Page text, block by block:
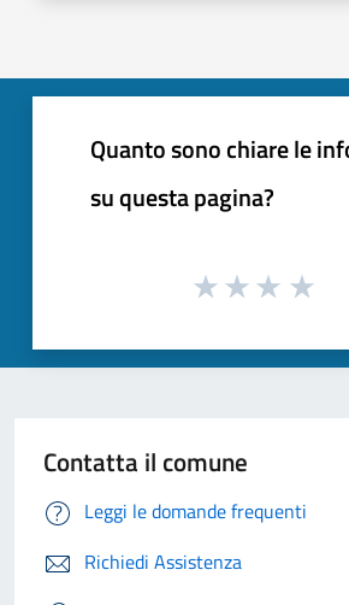
Quanto sono chiare le
su questa pagina?
Contatta il comune
Leggi le domande frequenti
Richiedi Assistenza